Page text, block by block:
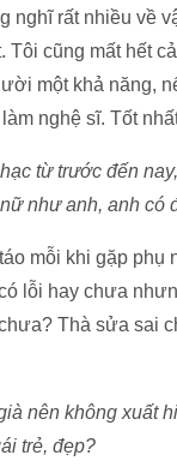
nghĩ rất nhiều về
Tôi cũng mất hết
một khả năng,
nghệ sĩ. Tốt
từ trước đến
nữ như anh, anh
mỗi khi gặp
lỗi hay chưa
Thà sửa sai
nên không xuất
trẻ, đẹp?